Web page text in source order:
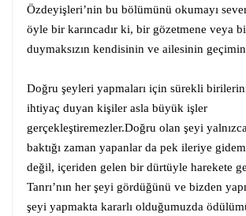
Özdeyişleri’nin bu bölümünü okumayı
öyle bir karıncadır ki, bir gözetmene veya
duymaksızın kendisinin ve ailesinin
Doğru şeyleri yapmaları için sürekli
ihtiyaç duyan kişiler asla büyük işler
gerçekleştiremezler.Doğru olan şeyi
baktığı zaman yapanlar da pek ileriye
değil, içeriden gelen bir dürtüyle harekete
Tanrı’nın her şeyi gördüğünü ve bizden
şeyi yapmakta kararlı olduğumuzda